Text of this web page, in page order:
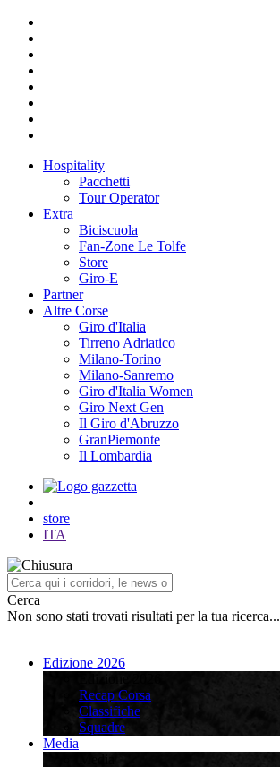
Hospitality
Pacchetti
Tour Operator
Extra
Biciscuola
Fan-Zone Le Tolfe
Store
Giro-E
Partner
Altre Corse
Giro d'Italia
Tirreno Adriatico
Milano-Torino
Milano-Sanremo
Giro d'Italia Women
Giro Next Gen
Il Giro d'Abruzzo
GranPiemonte
Il Lombardia
store
ITA
Cerca
Non sono stati trovati risultati per la tua ricerca...
Edizione 2026
Recap Corsa
Classifiche
Squadre
Media